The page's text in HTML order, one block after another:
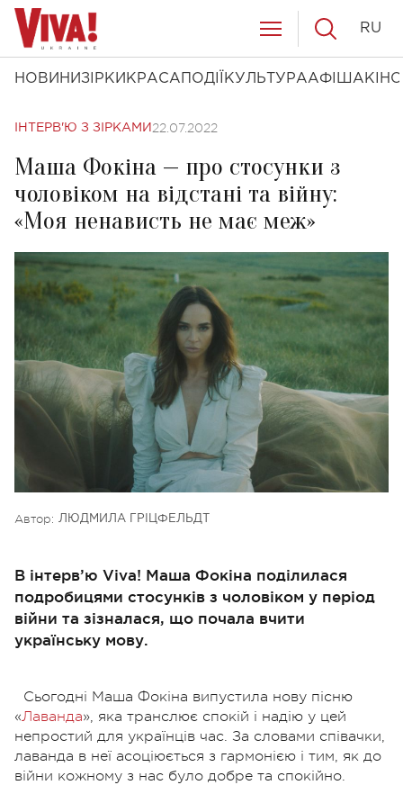
НОВИНИ ЗІРКИ КРАСА ПОДІЇ КУЛЬТУРААФІША КІНО
RU
ІНТЕРВ'Ю З ЗІРКАМИ 22.07.2022
Маша Фокіна — про стосунки з
чоловіком на відстані та війну:
«Моя ненависть не має меж»
Автор: ЛЮДМИЛА ГРІЦФЕЛЬДТ
В інтерв’ю Viva! Маша Фокіна поділилася
подробицями стосунків з чоловіком у період
війни та зізналася, що почала вчити
українську мову.
Сьогодні Маша Фокіна випустила нову пісню
«Лаванда», яка транслює спокій і надію у цей
непростий для українців час. За словами співачки,
лаванда в неї асоціюється з гармонією і тим, як до
війни кожному з нас було добре та спокійно.